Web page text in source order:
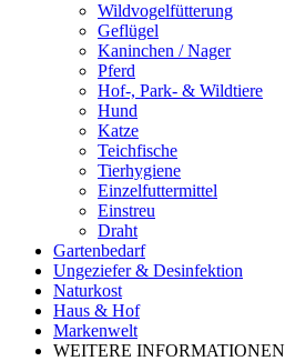
Wildvogelfütterung
Geflügel
Kaninchen / Nager
Pferd
Hof-, Park- & Wildtiere
Hund
Katze
Teichfische
Tierhygiene
Einzelfuttermittel
Einstreu
Draht
Gartenbedarf
Ungeziefer & Desinfektion
Naturkost
Haus & Hof
Markenwelt
WEITERE INFORMATIONEN